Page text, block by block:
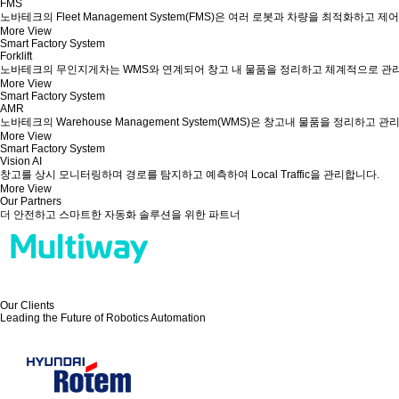
FMS
노바테크의 Fleet Management System(FMS)은 여러 로봇과 차량을 최적화하고 제
More View
Smart Factory System
Forklift
노바테크의 무인지게차는 WMS와 연계되어 창고 내 물품을 정리하고 체계적으로 관
More View
Smart Factory System
AMR
노바테크의 Warehouse Management System(WMS)은 창고내 물품을 정리하고 관
More View
Smart Factory System
Vision AI
창고를 상시 모니터링하며 경로를 탐지하고 예측하여 Local Traffic을 관리합니다.
More View
Our Partners
더 안전하고 스마트한 자동화 솔루션을 위한 파트너
Our Clients
Leading the Future of Robotics Automation